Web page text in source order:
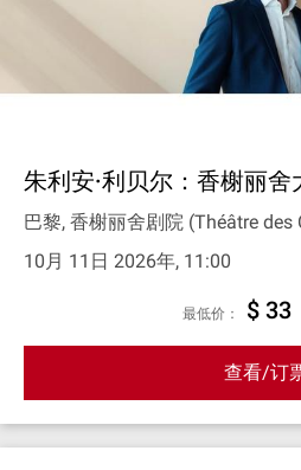
朱利安·利贝尔：香榭丽
巴黎, 香榭丽舍剧院 (Théâtre des
10月 11日 2026年, 11:00
最低价： $ 33
查看/订